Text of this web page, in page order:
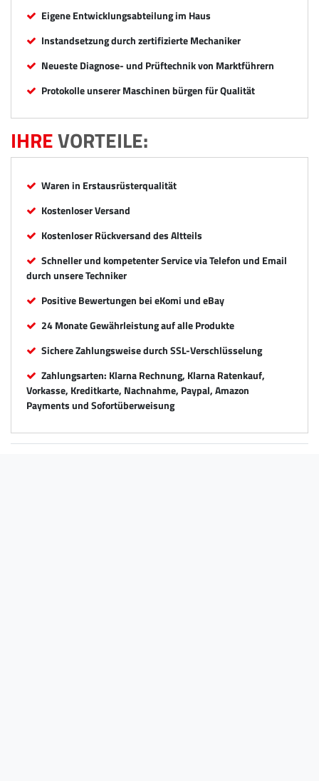
Eigene Entwicklungsabteilung im Haus
Instandsetzung durch zertifizierte Mechaniker
Neueste Diagnose- und Prüftechnik von Marktführern
Protokolle unserer Maschinen bürgen für Qualität
IHREVORTEILE:
Waren in Erstausrüsterqualität
Kostenloser Versand
Kostenloser Rückversand des Altteils
Schneller und kompetenter Service via Telefon und Email
durch unsere Techniker
Positive Bewertungen bei eKomi und eBay
24 Monate Gewährleistung auf alle Produkte
Sichere Zahlungsweise durch SSL-Verschlüsselung
Zahlungsarten: Klarna Rechnung, Klarna Ratenkauf,
Vorkasse, Kreditkarte, Nachnahme, Paypal, Amazon
Payments und Sofortüberweisung